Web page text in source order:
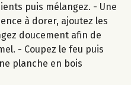
puis mélangez. - Une
à dorer, ajoutez les
doucement afin de
- Coupez le feu puis
planche en bois